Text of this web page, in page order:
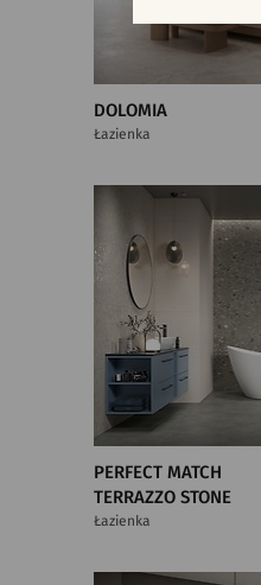
DOLOMIA
Łazienka
PERFECT MATCH
TERRAZZO STONE
Łazienka